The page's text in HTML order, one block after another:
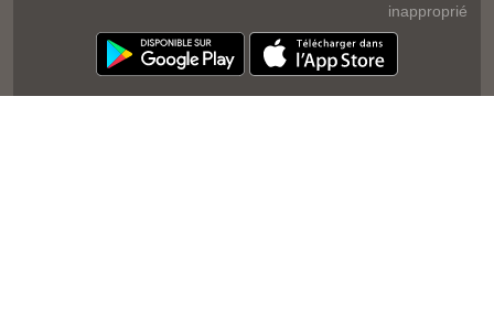
inapproprié